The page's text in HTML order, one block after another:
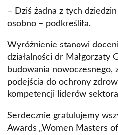
– Dziś żadna z tych
osobno – podkreśliła.
Wyróżnienie stanowi
działalności dr Małgorzaty
budowania nowoczesnego,
podejścia do ochrony
kompetencji liderów
Serdecznie gratulujemy
Awards „Women Masters